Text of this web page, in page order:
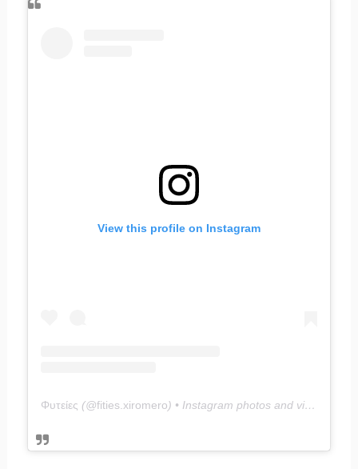
View this profile on Instagram
Φυτείες (@fities.xiromero) • Instagram photos and videos